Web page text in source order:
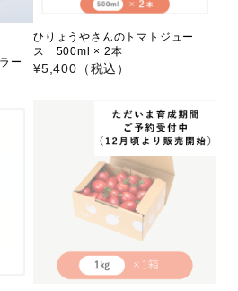
ー
ひりょうやさんのトマトジュー
ス 500ml × 2本
¥5,400（税込）